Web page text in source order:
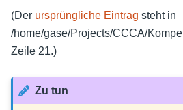
(Der ursprüngliche Eintrag steht in
/home/gase/Projects/CCCA/
Zeile 21.)
Zu tun